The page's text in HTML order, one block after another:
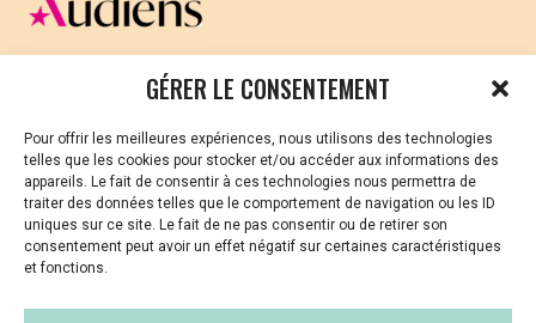
GÉRER LE CONSENTEMENT
Pour offrir les meilleures expériences, nous utilisons des technologies
telles que les cookies pour stocker et/ou accéder aux informations des
appareils. Le fait de consentir à ces technologies nous permettra de
traiter des données telles que le comportement de navigation ou les ID
uniques sur ce site. Le fait de ne pas consentir ou de retirer son
consentement peut avoir un effet négatif sur certaines caractéristiques
et fonctions.
CELLULE D’ÉCOUTE ET DE SOUTIEN PSYCHOLOGIQUE ET
Vous avez été témoin ou vous êtes victime de VSS ? Ou
vous êtes référent·es harcèlement en besoin de soutien
ou d’informations ?
01 87 20 30 90
violences-sexuelles-culture@audiens.org